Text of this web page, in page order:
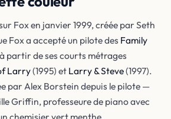
Fox en janvier 1999, créée par Seth
Fox a accepté un pilote des Family
partir de ses courts métrages
Larry(1995) et Larry & Steve(1997).
par Alex Borstein depuis le pilote —
Griffin, professeure de piano avec
chemisier vert menthe